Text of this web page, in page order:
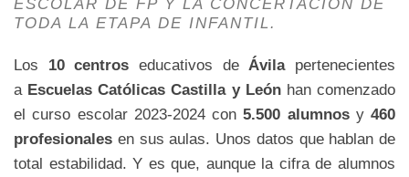
ESCOLAR DE FP Y LA CONCERTACIÓN DE
TODA LA ETAPA DE INFANTIL.
Los 10 centros educativos de Ávilapertenecientes
a Escuelas Católicas Castilla y Leónhan comenzado
el curso escolar 2023-2024 con5.500 alumnosy 460
profesionales en sus aulas. Unos datos que hablan de
total estabilidad. Y es que, aunque la cifra de alumnos